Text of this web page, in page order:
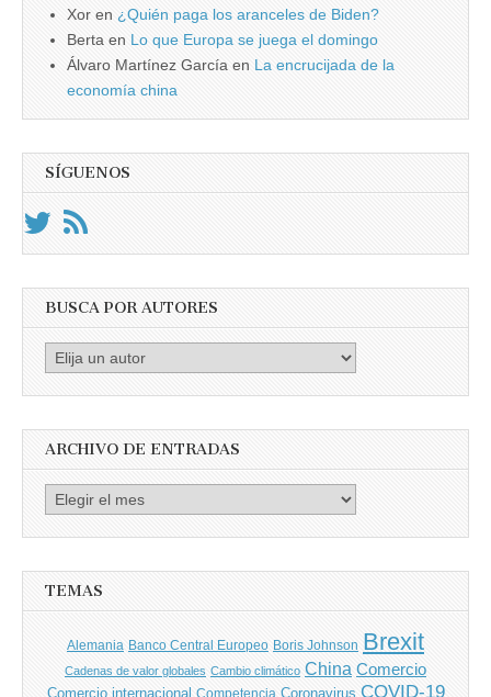
Xor en ¿Quién paga los aranceles de Biden?
Berta en Lo que Europa se juega el domingo
Álvaro Martínez García en La encrucijada de la
economía china
SÍGUENOS
BUSCA POR AUTORES
Busca
ARCHIVO DE ENTRADAS
Archivo
TEMAS
Alemania Banco Central Europeo Boris Johnson Brexit
Cadenas de valor globales Cambio climático China Comercio
Comercio internacional Competencia Coronavirus COVID-19